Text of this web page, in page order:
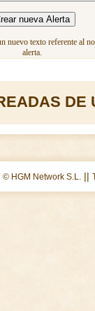
nuevo texto referente al
alerta.
DE
© HGM Network S.L. ||